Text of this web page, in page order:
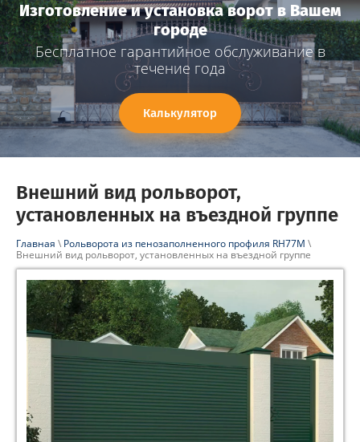
Изготовление и установка ворот в Вашем
городе
Бесплатное гарантийное обслуживание в
течение года
Калькулятор
Внешний вид рольворот,
установленных на въездной группе
Главная \ Рольворота из пенозаполненного профиля RH77M \
Внешний вид рольворот, установленных на въездной группе